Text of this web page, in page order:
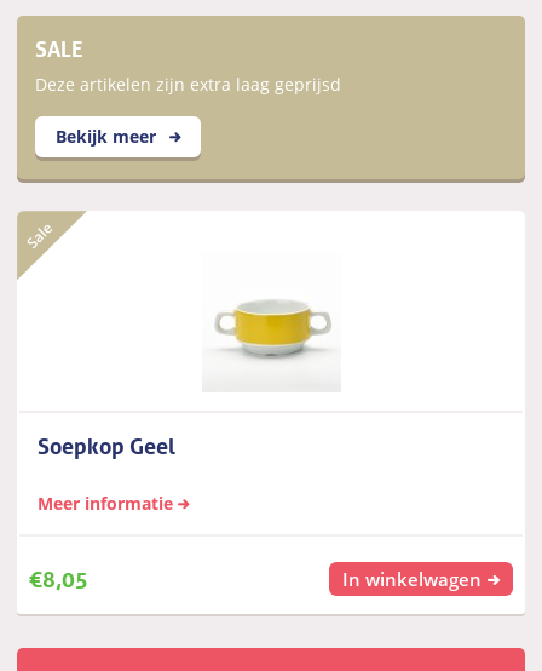
SALE
Deze artikelen zijn extra laag geprijsd
Bekijk meer
Soepkop Geel
Meer informatie
€8,05 In winkelwagen